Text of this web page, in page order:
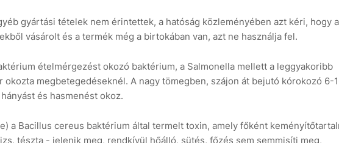
gyártási tételek nem érintettek, a hatóság közleményében azt kéri, hogy
vásárolt és a termék még a birtokában van, azt ne használja fel.
ételmérgezést okozó baktérium, a Salmonella mellett a leggyakoribb
okozta megbetegedéseknél. A nagy tömegben, szájon át bejutó kórokozó 6-
és hasmenést okoz.
a Bacillus cereus baktérium által termelt toxin, amely főként
tészta - jelenik meg, rendkívül hőálló, sütés, főzés sem semmisíti meg,